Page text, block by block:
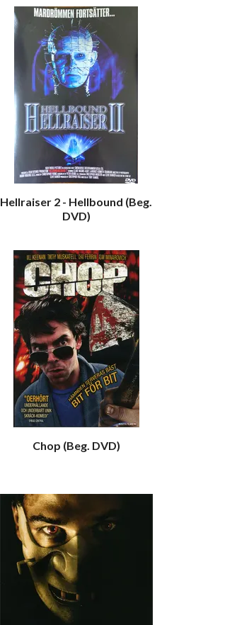
Hellraiser 2 - Hellbound (Beg.
DVD)
Chop (Beg. DVD)